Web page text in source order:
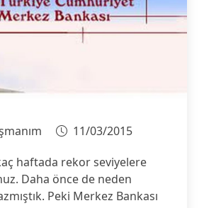
11/03/2015
haftada rekor seviyelere
Daha önce de neden
Peki Merkez Bankası